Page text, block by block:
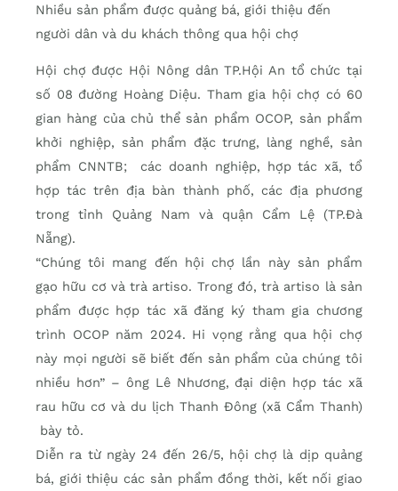
Nhiều sản phẩm được quảng bá, giới thiệu đến
người dân và du khách thông qua hội chợ
Hội chợ được Hội Nông dân TP.Hội An tổ chức tại
số 08 đường Hoàng Diệu. Tham gia hội chợ có 60
gian hàng của chủ thể sản phẩm OCOP, sản phẩm
khởi nghiệp, sản phẩm đặc trưng, làng nghề, sản
phẩm CNNTB; các doanh nghiệp, hợp tác xã, tổ
hợp tác trên địa bàn thành phố, các địa phương
trong tỉnh Quảng Nam và quận Cẩm Lệ (TP.Đà
Nẵng).
“Chúng tôi mang đến hội chợ lần này sản phẩm
gạo hữu cơ và trà artiso. Trong đó, trà artiso là sản
phẩm được hợp tác xã đăng ký tham gia chương
trình OCOP năm 2024. Hi vọng rằng qua hội chợ
này mọi người sẽ biết đến sản phẩm của chúng tôi
nhiều hơn” – ông Lê Nhương, đại diện hợp tác xã
rau hữu cơ và du lịch Thanh Đông (xã Cẩm Thanh)
bày tỏ.
Diễn ra từ ngày 24 đến 26/5, hội chợ là dịp quảng
bá, giới thiệu các sản phẩm đồng thời, kết nối giao